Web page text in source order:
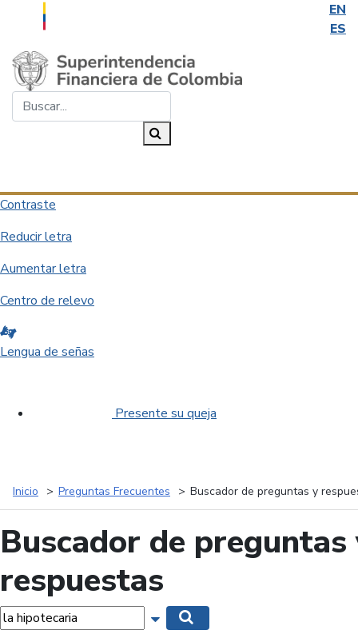
EN
ES
Saltar al contenido principal
Contraste
Reducir letra
Aumentar letra
Centro de relevo
Lengua de señas
Presente su queja
Inicio Preguntas Frecuentes Buscador de preguntas y
Buscador de preguntas
respuestas
Mostrar opciones de búsqueda